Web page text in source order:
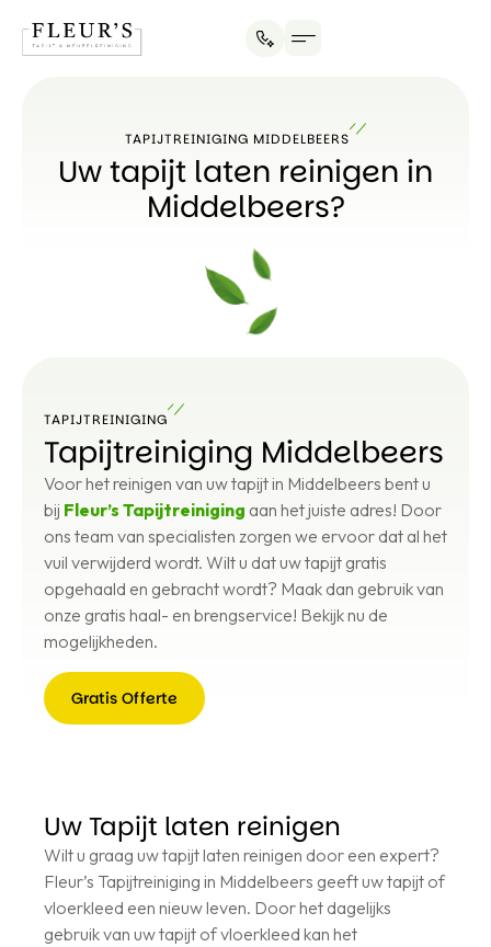
TAPIJTREINIGING MIDDELBEERS
Uw tapijt laten reinigen in
Middelbeers?
TAPIJTREINIGING
Tapijtreiniging Middelbeers
Voor het reinigen van uw tapijt in Middelbeers bent u
bij Fleur’s Tapijtreiniging aan het juiste adres! Door
ons team van specialisten zorgen we ervoor dat al het
vuil verwijderd wordt. Wilt u dat uw tapijt gratis
opgehaald en gebracht wordt? Maak dan gebruik van
onze gratis haal- en brengservice! Bekijk nu de
mogelijkheden.
Gratis Offerte
Uw Tapijt laten reinigen
Wilt u graag uw tapijt laten reinigen door een expert?
Fleur’s Tapijtreiniging in Middelbeers geeft uw tapijt of
vloerkleed een nieuw leven. Door het dagelijks
gebruik van uw tapijt of vloerkleed kan het